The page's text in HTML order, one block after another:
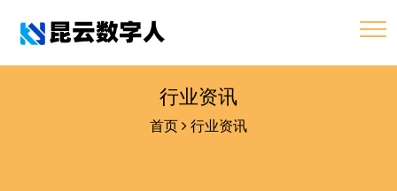
行业资讯
首页 行业资讯